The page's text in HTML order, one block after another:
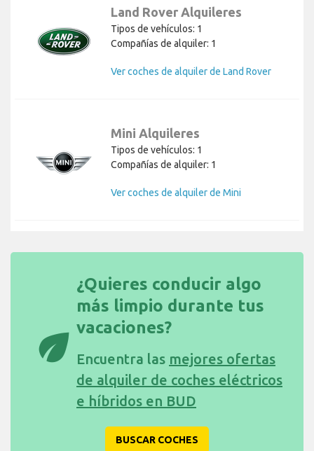
Land Rover Alquileres
Tipos de vehículos: 1
Compañías de alquiler: 1
Ver coches de alquiler de Land Rover
Mini Alquileres
Tipos de vehículos: 1
Compañías de alquiler: 1
Ver coches de alquiler de Mini
eco
¿Quieres conducir algo
más limpio durante tus
vacaciones?
Encuentra las mejores ofertas
de alquiler de coches eléctricos
e híbridos en BUD
BUSCAR COCHES